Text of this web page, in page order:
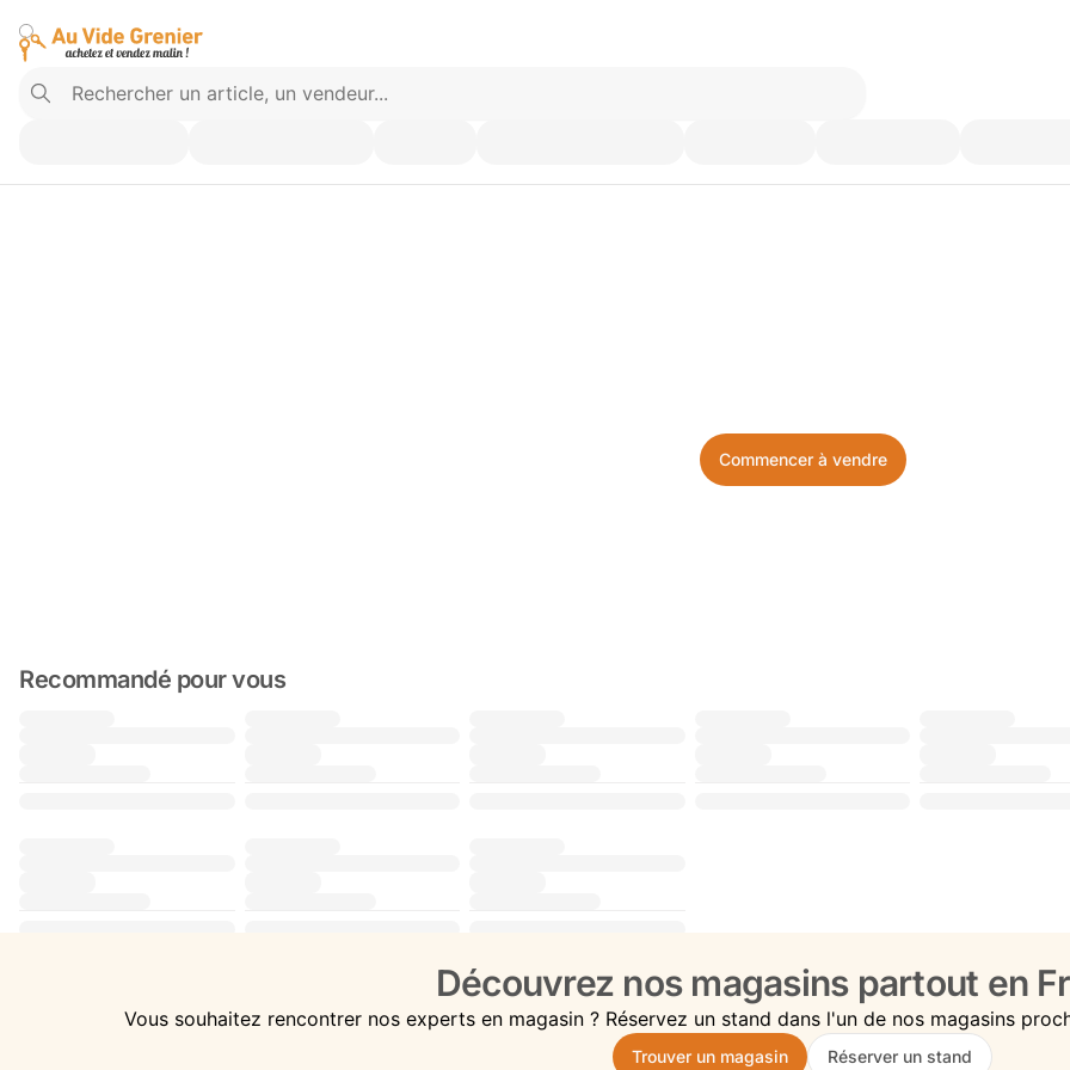
Commencer à vendre
Recommandé pour vous
Découvrez nos magasins partout en
Vous souhaitez rencontrer nos experts en magasin ? Réservez un stand dans l'un de nos magasins
Trouver un magasin Réserver un stand